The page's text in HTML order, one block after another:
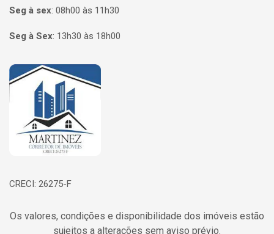
Seg à sex: 08h00 às 11h30
Seg à Sex: 13h30 às 18h00
Página inicial
CRECI: 26275-F
Os valores, condições e disponibilidade dos imóveis estão
sujeitos a alterações sem aviso prévio.